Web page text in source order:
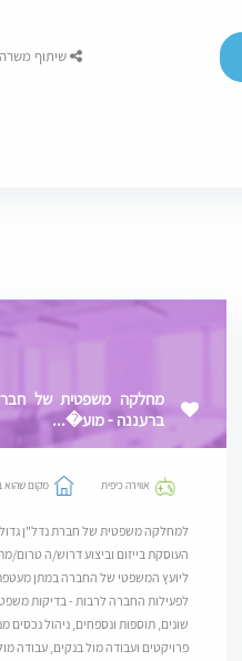
שיתוף משרה
מחלקה משפטית של
ברעננה - מוע�...
אווירה כיפית מקום שהוא
למחלקה משפטית של חברת נדל"ן
העוסקת בייזום וביצוע דרוש/ה טרום/
ליועץ המשפטי של החברה במתן
לפעילות החברה לרבות - בדיקות
שונים, תוספות ונספחים, ניהול נכסים
פרויקטים ועבודה מול בנקים, עבודה